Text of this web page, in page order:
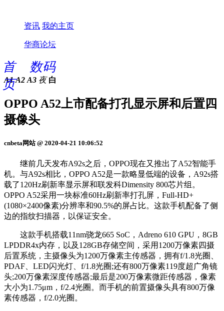
资讯 我的主页
华商论坛
首
页
数码
A1 A2 A3 夜 白
OPPO A52上市配备打孔显示屏和后置四
摄像头
cnbeta网站 @ 2020-04-21 10:06:52
继前几天发布A92s之后，OPPO现在又推出了A52智能手
机。与A92s相比，OPPO A52是一款略显低端的设备，A92s搭
载了120Hz刷新率显示屏和联发科Dimensity 800芯片组。
OPPO A52采用一块标准60Hz刷新率打孔屏，Full-HD+
(1080×2400像素)分辨率和90.5%的屏占比。这款手机配备了侧
边的指纹扫描器，以保证安全。
这款手机搭载11nm骁龙665 SoC，Adreno 610 GPU，8GB
LPDDR4x内存，以及128GB存储空间，采用1200万像素四摄
后置系统，主摄像头为1200万像素主传感器，拥有f/1.8光圈、
PDAF、LED闪光灯、f/1.8光圈;还有800万像素119度超广角镜
头;200万像素深度传感器;最后是200万像素微距传感器，像素
大小为1.75μm，f/2.4光圈。而手机的前置摄像头具有800万像
素传感器，f/2.0光圈。